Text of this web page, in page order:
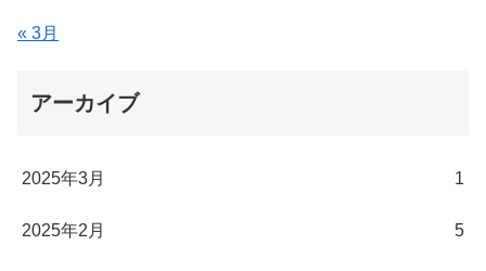
« 3月
アーカイブ
2025年3月 1
2025年2月 5